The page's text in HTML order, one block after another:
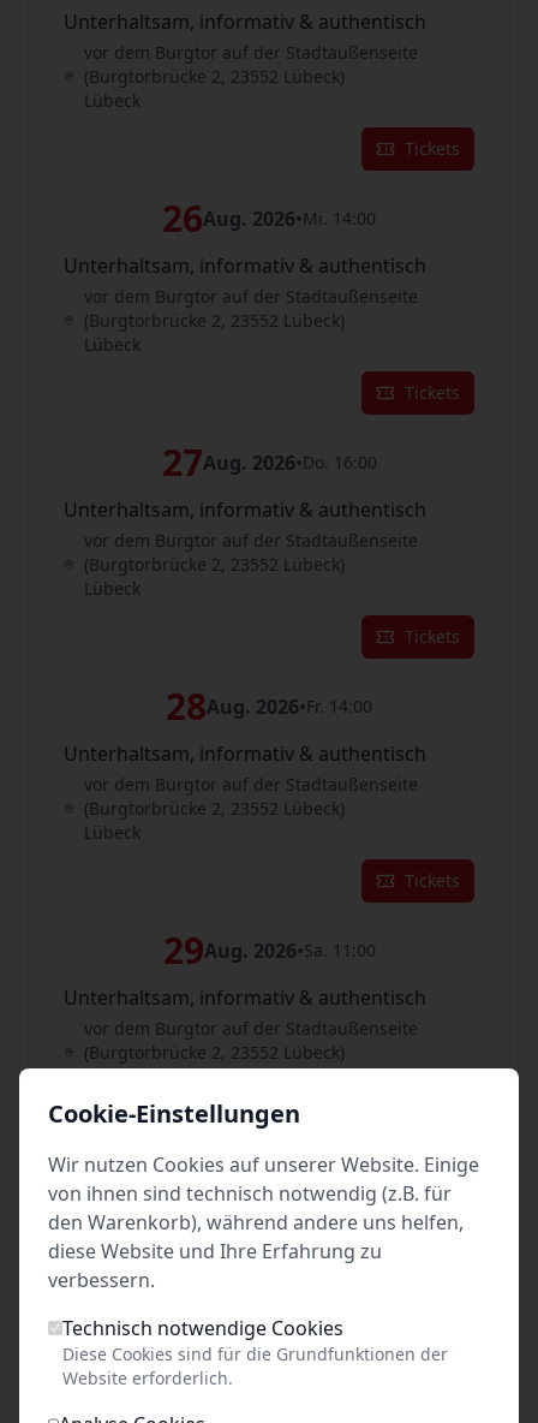
Unterhaltsam, informativ & authentisch
vor dem Burgtor auf der Stadtaußenseite
(Burgtorbrücke 2, 23552 Lübeck)
Lübeck
Tickets
26Aug. 2026•Mi. 14:00
Unterhaltsam, informativ & authentisch
vor dem Burgtor auf der Stadtaußenseite
(Burgtorbrücke 2, 23552 Lübeck)
Lübeck
Tickets
27Aug. 2026•Do. 16:00
Unterhaltsam, informativ & authentisch
vor dem Burgtor auf der Stadtaußenseite
(Burgtorbrücke 2, 23552 Lübeck)
Lübeck
Tickets
28Aug. 2026•Fr. 14:00
Unterhaltsam, informativ & authentisch
vor dem Burgtor auf der Stadtaußenseite
(Burgtorbrücke 2, 23552 Lübeck)
Lübeck
Tickets
29Aug. 2026•Sa. 11:00
Unterhaltsam, informativ & authentisch
vor dem Burgtor auf der Stadtaußenseite
(Burgtorbrücke 2, 23552 Lübeck)
Lübeck
29Aug. 2026•Sa. 14:00
Unterhaltsam, informativ & authentisch
vor dem Burgtor auf der Stadtaußenseite
Lübeck
Tickets
Cookie-Einstellungen
Wir nutzen Cookies auf unserer Website. Einige
von ihnen sind technisch notwendig (z.B. für
den Warenkorb), während andere uns helfen,
diese Website und Ihre Erfahrung zu
verbessern.
Technisch notwendige Cookies
Diese Cookies sind für die Grundfunktionen der
Website erforderlich.